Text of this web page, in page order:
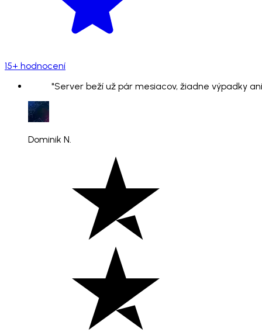
15+ hodnocení
"Server beží už pár mesiacov, žiadne výpadky
Dominik N.